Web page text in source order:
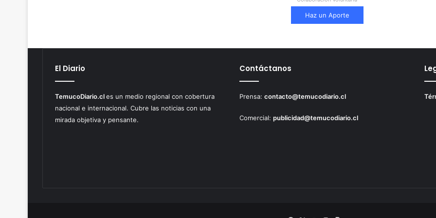
Haz un Aporte
El Diario
TemucoDiario.cles un medio regional con cobertura
nacional e internacional. Cubre las noticias con una
mirada objetiva y pensante.
Contáctanos
Prensa:contacto@temucodiario.cl
Comercial:publicidad@temucodiario.cl